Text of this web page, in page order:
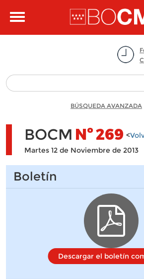
Toggle
BÚSQUEDA AVANZADA
BOCM Nº269 <
Martes 12 de Noviembre de 2013
Boletín
Descargar el boletín